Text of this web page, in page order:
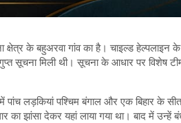
क्षेत्र के बहुअरवा गांव का है। चाइल्ड
सूचना मिली थी। सूचना के आधार पर विशेष
पांच लड़कियां पश्चिम बंगाल और एक बिहार के
का झांसा देकर यहां लाया गया था। बाद में